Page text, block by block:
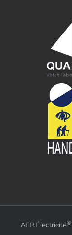
AEB Électricité®